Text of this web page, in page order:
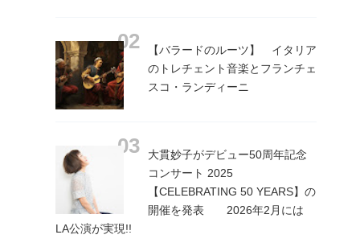
【バラードのルーツ】 イタリア
のトレチェント音楽とフランチェ
スコ・ランディーニ
大貫妙子がデビュー50周年記念
コンサート 2025
【CELEBRATING 50 YEARS】の
開催を発表 2026年2月には
LA公演が実現!!